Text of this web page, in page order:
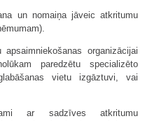
un nomaiņa jāveic atkritumu
organizācijai
paredzētu specializēto
vietu izgāztuvi, vai
ar sadzīves atkritumu